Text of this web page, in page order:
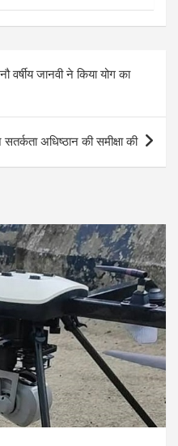
वर्षीय जानवी ने किया योग का
अधिष्ठान की समीक्षा की